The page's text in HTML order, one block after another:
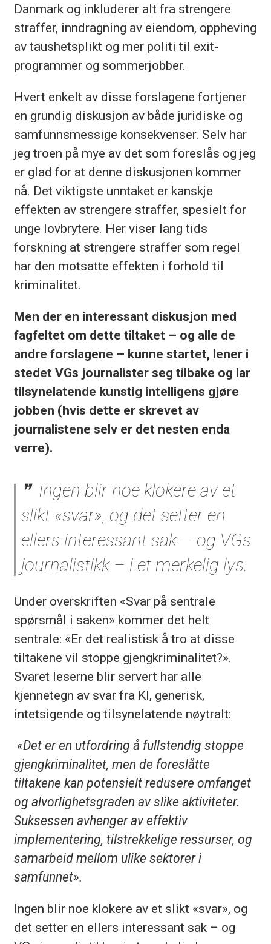
Danmark og inkluderer alt fra strengere
straffer, inndragning av eiendom, oppheving
av taushetsplikt og mer politi til exit-
programmer og sommerjobber.
Hvert enkelt av disse forslagene fortjener
en grundig diskusjon av både juridiske og
samfunnsmessige konsekvenser. Selv har
jeg troen på mye av det som foreslås og jeg
er glad for at denne diskusjonen kommer
nå. Det viktigste unntaket er kanskje
effekten av strengere straffer, spesielt for
unge lovbrytere. Her viser lang tids
forskning at strengere straffer som regel
har den motsatte effekten i forhold til
kriminalitet.
Men der en interessant diskusjon med
fagfeltet om dette tiltaket – og alle de
andre forslagene – kunne startet, lener i
stedet VGs journalister seg tilbake og lar
tilsynelatende kunstig intelligens gjøre
jobben (hvis dette er skrevet av
journalistene selv er det nesten enda
verre).
Ingen blir noe klokere av et
slikt «svar», og det setter en
ellers interessant sak – og VGs
journalistikk – i et merkelig lys.
Under overskriften «Svar på sentrale
spørsmål i saken» kommer det helt
sentrale: «Er det realistisk å tro at disse
tiltakene vil stoppe gjengkriminalitet?».
Svaret leserne blir servert har alle
kjennetegn av svar fra KI, generisk,
intetsigende og tilsynelatende nøytralt:
«Det er en utfordring å fullstendig stoppe
gjengkriminalitet, men de foreslåtte
tiltakene kan potensielt redusere omfanget
og alvorlighetsgraden av slike aktiviteter.
Suksessen avhenger av effektiv
implementering, tilstrekkelige ressurser, og
samarbeid mellom ulike sektorer i
samfunnet».
Ingen blir noe klokere av et slikt «svar», og
det setter en ellers interessant sak – og